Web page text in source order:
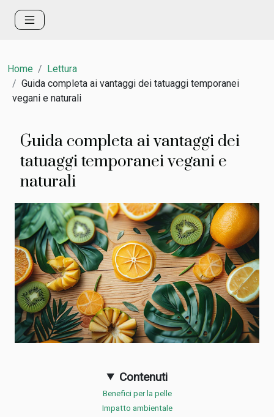
Home
Lettura
Guida completa ai vantaggi dei tatuaggi temporanei
vegani e naturali
Guida completa ai vantaggi dei
tatuaggi temporanei vegani e
naturali
Contenuti
Benefici per la pelle
Impatto ambientale